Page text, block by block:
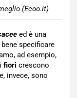
(Ecoo.it)
ed è una
specificare
ad esempio,
fiori crescono
invece, sono